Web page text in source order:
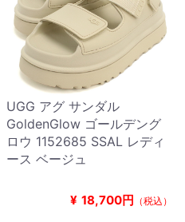
UGG アグ サンダル
GoldenGlow ゴールデング
ロウ 1152685 SSAL レディ
ース ベージュ
¥ 18,700円 （税込）